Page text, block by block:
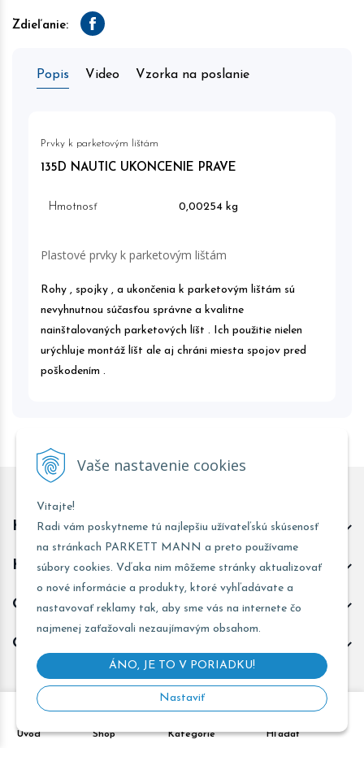
Vaše nastavenie cookies
Vitajte!
Radi vám poskytneme tú najlepšiu užívateľskú skúsenosť
na stránkach PARKETT MANN a preto používame
súbory cookies. Vďaka nim môžeme stránky aktualizovať
o nové informácie a produkty, ktoré vyhľadávate a
nastavovať reklamy tak, aby sme vás na internete čo
najmenej zaťažovali nezaujímavým obsahom.
ÁNO, JE TO V PORIADKU!
Nastaviť
Úvod Shop Kategórie Hľadať
Zdieľanie: Facebook
Popis Video Vzorka na poslanie
Prvky k parketovým lištám
135D NAUTIC UKONCENIE PRAVE
Hmotnosť 0,00254 kg
Plastové prvky k parketovým lištám
Rohy , spojky , a ukončenia k parketovým lištám sú
nevyhnutnou súčasťou správne a kvalitne
nainštalovaných parketových líšt . Ich použitie nielen
urýchluje montáž líšt ale aj chráni miesta spojov pred
poškodením .
Kontakt predajňa Trnava
Kontakt predajňa Žarnovica
Obchodné informácie
Odoberať novinky
e-shop Pohoda connector